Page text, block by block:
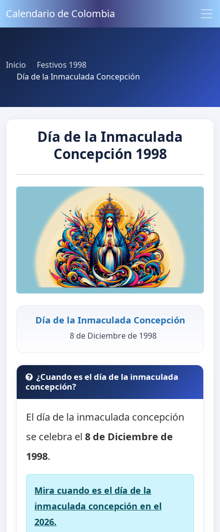
Calendario de Colombia
Inicio
Festivos 1998
Día de la Inmaculada Concepción
Día de la Inmaculada
Concepción 1998
Día de la Inmaculada Concepción
8 de Diciembre de 1998
¿Cuando es el día de la inmaculada
concepción?
El día de la inmaculada concepción
se celebra el8 de Diciembre de
1998.
Mira cuando es el día de la
inmaculada concepción en el
2026.